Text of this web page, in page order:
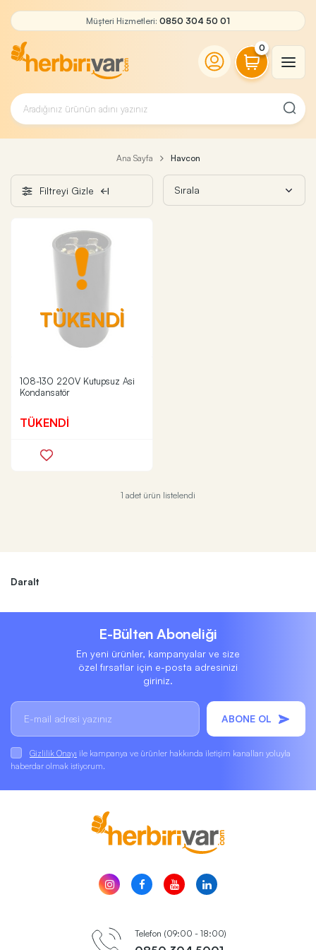
Müşteri Hizmetleri: 0850 304 50 01
0
Ana Sayfa Havcon
Filtreyi Gizle
TÜKENDİ
108-130 220V Kutupsuz Asi
Kondansatör
TÜKENDİ
1 adet ürün listelendi
Daralt
E-Bülten Aboneliği
En yeni ürünler, kampanyalar ve size
özel fırsatlar için e-posta adresinizi
giriniz.
ABONE OL
Gizlilik Onayı ile kampanya ve ürünler hakkında iletişim kanalları yoluyla
haberdar olmak istiyorum.
Telefon (09:00 - 18:00)